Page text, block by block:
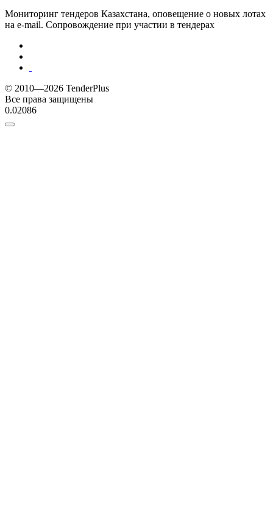
Мониторинг тендеров Казахстана, оповещение о новых лотах
на e-mail. Сопровождение при участии в тендерах
© 2010—2026 TenderPlus
Все права защищены
0.02086